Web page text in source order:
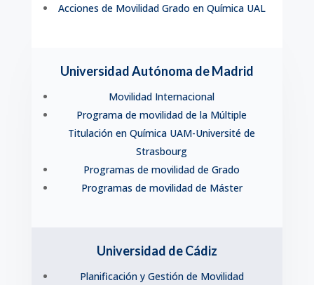
Acciones de Movilidad Grado en Química UAL
Universidad Autónoma de Madrid
Movilidad Internacional
Programa de movilidad de la Múltiple
Titulación en Química UAM-Université de
Strasbourg
Programas de movilidad de Grado
Programas de movilidad de Máster
Universidad de Cádiz
Planificación y Gestión de Movilidad